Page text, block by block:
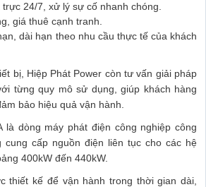
24/7, xử lý sự cố nhanh chóng.
giá thuê cạnh tranh.
dài hạn theo nhu cầu thực tế của khách
bị, Hiệp Phát Power còn tư vấn giải pháp
từng quy mô sử dụng, giúp khách hàng
bảo hiệu quả vận hành.
là dòng máy phát điện công nghiệp công
cung cấp nguồn điện liên tục cho các hệ
400kW đến 440kW.
thiết kế để vận hành trong thời gian dài,